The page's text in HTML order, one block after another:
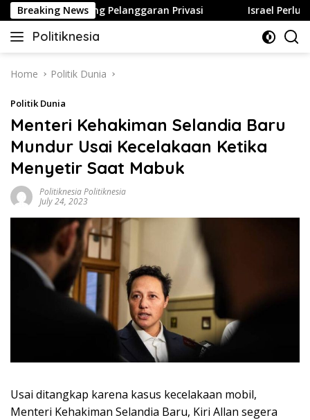
Skip
to
content
Breaking News
Bisa Berujung Pelanggaran Privasi Israel Perluas
Politiknesia
Politiknesia.com
Home Politik Dunia
Politik Dunia
Menteri Kehakiman Selandia Baru
Mundur Usai Kecelakaan Ketika
Menyetir Saat Mabuk
Politiknesia Politiknesia
July 24, 2023
Usai ditangkap karena kasus kecelakaan mobil,
Menteri Kehakiman Selandia Baru, Kiri Allan segera